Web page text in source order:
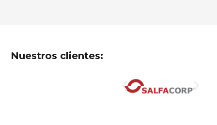
Nuestros clientes: